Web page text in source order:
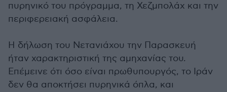
πυρηνικό του πρόγραμμα, τη Χεζμπολάχ και την
περιφερειακή ασφάλεια.
Η δήλωση του Νετανιάχου την Παρασκευή
ήταν χαρακτηριστική της αμηχανίας του.
Επέμεινε ότι όσο είναι πρωθυπουργός, το Ιράν
δεν θα αποκτήσει πυρηνικά όπλα, και